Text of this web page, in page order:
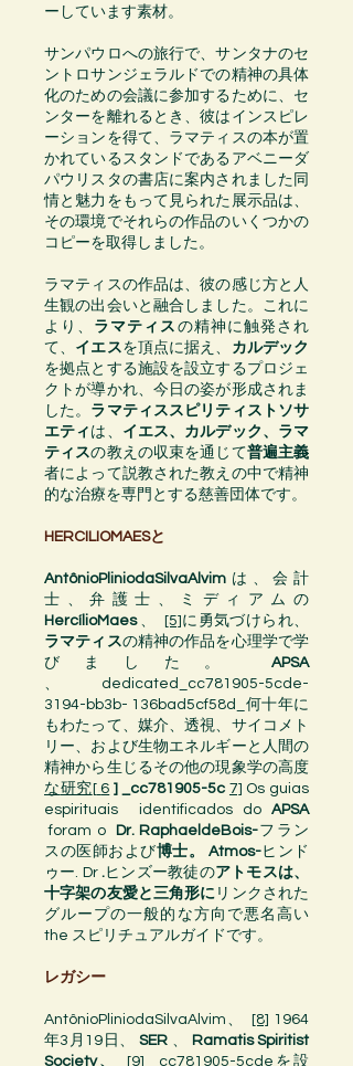
ーしています素材。
サンパウロ への旅行で、サンタナのセ
ントロサンジェラルドでの精神の具体
化のための会議に参加するために、セ
ンターを離れるとき、彼はインスピレ
ーションを得て、 ラマティスの本が置
かれているスタンドである アベニーダ
パウリスタの書店に案内されました同
情と魅力をもって見られた展示品は、
その環境でそれらの作品のいくつかの
コピーを取得しました。
ラマティスの作品は、彼の感じ方と人
生観の出会いと融合し まし た。これに
より、 ラマティス の精神に触発され
て、 イエスを頂点に据え、
カルデック
を拠点とする施設を設立するプロジェ
クトが導かれ、今日の姿が形成されま
した。 ラマティススピリティストソサ
エティ は、 イエス、 カルデック 、 ラマ
ティスの教えの収束を通じて普遍主義
者によって説教された教えの中で精神
的な治療を専門とする慈善団体です。
HERCILIOMAESと
AntônioPliniodaSilvaAlvim は、会計
士 、弁護士 、
ミディアムの
HercílioMaes、 [5] に 勇気づけられ、
ラマティスの精神の作品を心理学で学
びました。 APSA
、 dedicated_cc781905-5cde-
3194-bb3b- 136bad5cf58d_何十年に
もわたって、媒介、透視、サイコメト
リー、および生物エネルギーと人間の
精神から生じるその他の現象学の高度
な研究 [ 6 ] _cc781905-5c 7] Os guias
espirituais identificados do APSA
foram o
Dr. RaphaeldeBois-フラン
スの 医師および博士。 Atmos-ヒンド
ゥー. Dr .ヒンズー教徒のアトモスは、
十字架の友愛と三角形に リンクされた
グループの一般的な方向で悪名高い
the スピリチュアルガイド です。
レガシー
AntônioPliniodaSilvaAlvim、 [8] 1964
年3月19日 、SER 、
Ramatis Spiritist
Society、
[9]
_cc781905-5cdeを設